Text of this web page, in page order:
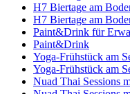
H7 Biertage am
H7 Biertage am
Paint&Drink für
Paint&Drink
Yoga-Frühstück am
Yoga-Frühstück am
Nuad Thai Sessions